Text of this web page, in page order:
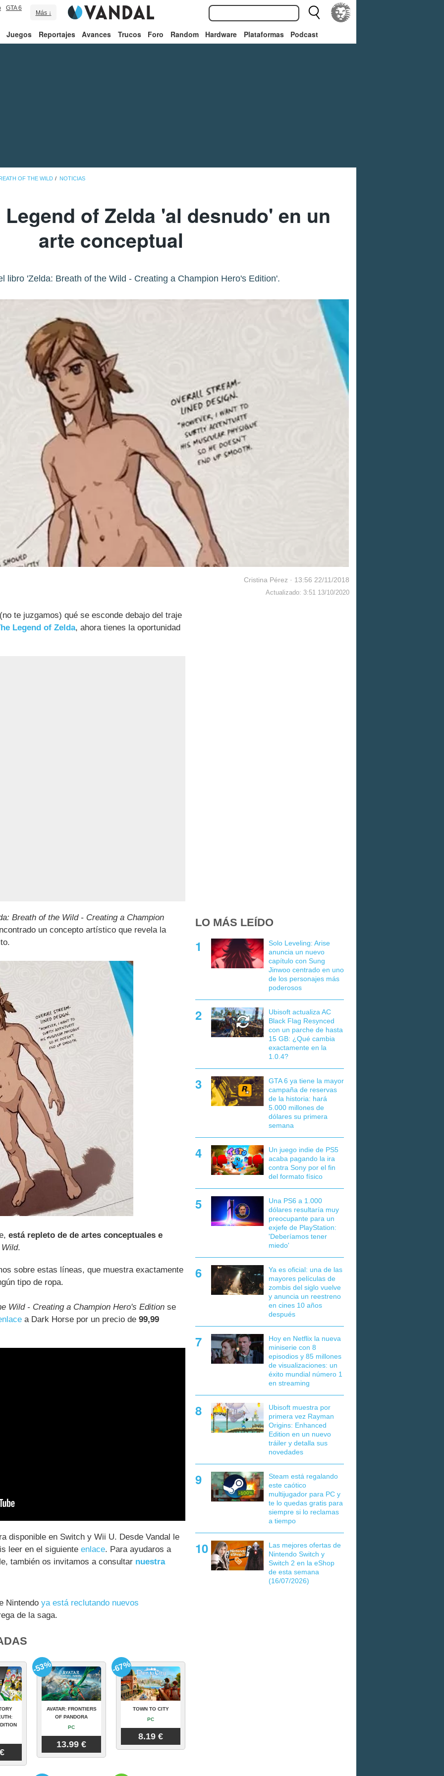
GTA 6
Más ↓
Juegos Reportajes Avances Trucos Foro Random Hardware Plataformas Podcast
OF THE WILD NOTICIAS
of Zelda 'al desnudo' en un
arte conceptual
libro 'Zelda: Breath of the Wild - Creating a Champion Hero's Edition'.
Cristina Pérez · 13:56 22/11/2018
Actualizado: 3:51 13/10/2020
te juzgamos) qué se esconde debajo del traje
Legend of Zelda, ahora tienes la oportunidad
Breath of the Wild - Creating a Champion
un concepto artístico que revela la
está repleto de de artes conceptuales e
.
sobre estas líneas, que muestra exactamente
tipo de ropa.
Wild - Creating a Champion Hero's Edition se
a Dark Horse por un precio de 99,99
disponible en Switch y Wii U. Desde Vandal le
leer en el siguiente enlace. Para ayudaros a
también os invitamos a consultar nuestra
Nintendo ya está reclutando nuevos
de la saga.
AVATAR: FRONTIERS
OF PANDORA
PC
13.99 €
-53%
TOWN TO CITY
PC
8.19 €
-67%
LO MÁS LEÍDO
Solo Leveling: Arise
anuncia un nuevo
capítulo con Sung
Jinwoo centrado en uno
de los personajes más
poderosos
Ubisoft actualiza AC
Black Flag Resynced
con un parche de hasta
15 GB: ¿Qué cambia
exactamente en la
1.0.4?
GTA 6 ya tiene la mayor
campaña de reservas
de la historia: hará
5.000 millones de
dólares su primera
semana
Un juego indie de PS5
acaba pagando la ira
contra Sony por el fin
del formato físico
Una PS6 a 1.000
dólares resultaría muy
preocupante para un
exjefe de PlayStation:
'Deberíamos tener
miedo'
Ya es oficial: una de las
mayores películas de
zombis del siglo vuelve
y anuncia un reestreno
en cines 10 años
después
Hoy en Netflix la nueva
miniserie con 8
episodios y 85 millones
de visualizaciones: un
éxito mundial número 1
en streaming
Ubisoft muestra por
primera vez Rayman
Origins: Enhanced
Edition en un nuevo
tráiler y detalla sus
novedades
Steam está regalando
este caótico
multijugador para PC y
te lo quedas gratis para
siempre si lo reclamas
a tiempo
Las mejores ofertas de
Nintendo Switch y
Switch 2 en la eShop
de esta semana
(16/07/2026)